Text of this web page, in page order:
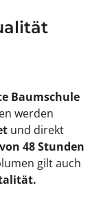
Baumschule
werden
und direkt
48 Stunden
gilt auch